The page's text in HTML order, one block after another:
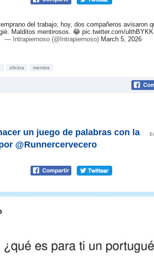
del trabajo; hoy, dos compañeros avisaron
Malditos mentirosos. 😂 pic.twitter.com/
— Intrapiernoso (@Intrapiernoso) March 5, 2026
oficina mentira
un juego de palabras con la
@Runnercervecero